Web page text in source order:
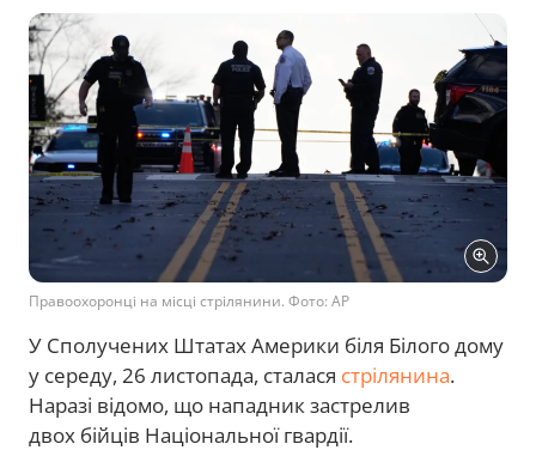
Правоохоронці на місці стрілянини. Фото: AP
У Сполучених Штатах Америки біля Білого дому
у середу, 26 листопада, сталася стрілянина.
Наразі відомо, що нападник застрелив
двох бійців Національної гвардії.